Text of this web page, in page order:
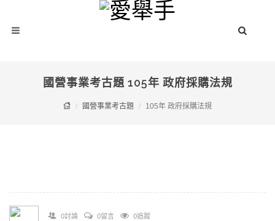
國營事業考古題 105年 政府採購法規
國營事業考古題 105年 政府採購法規
0討論 0留言 0追蹤